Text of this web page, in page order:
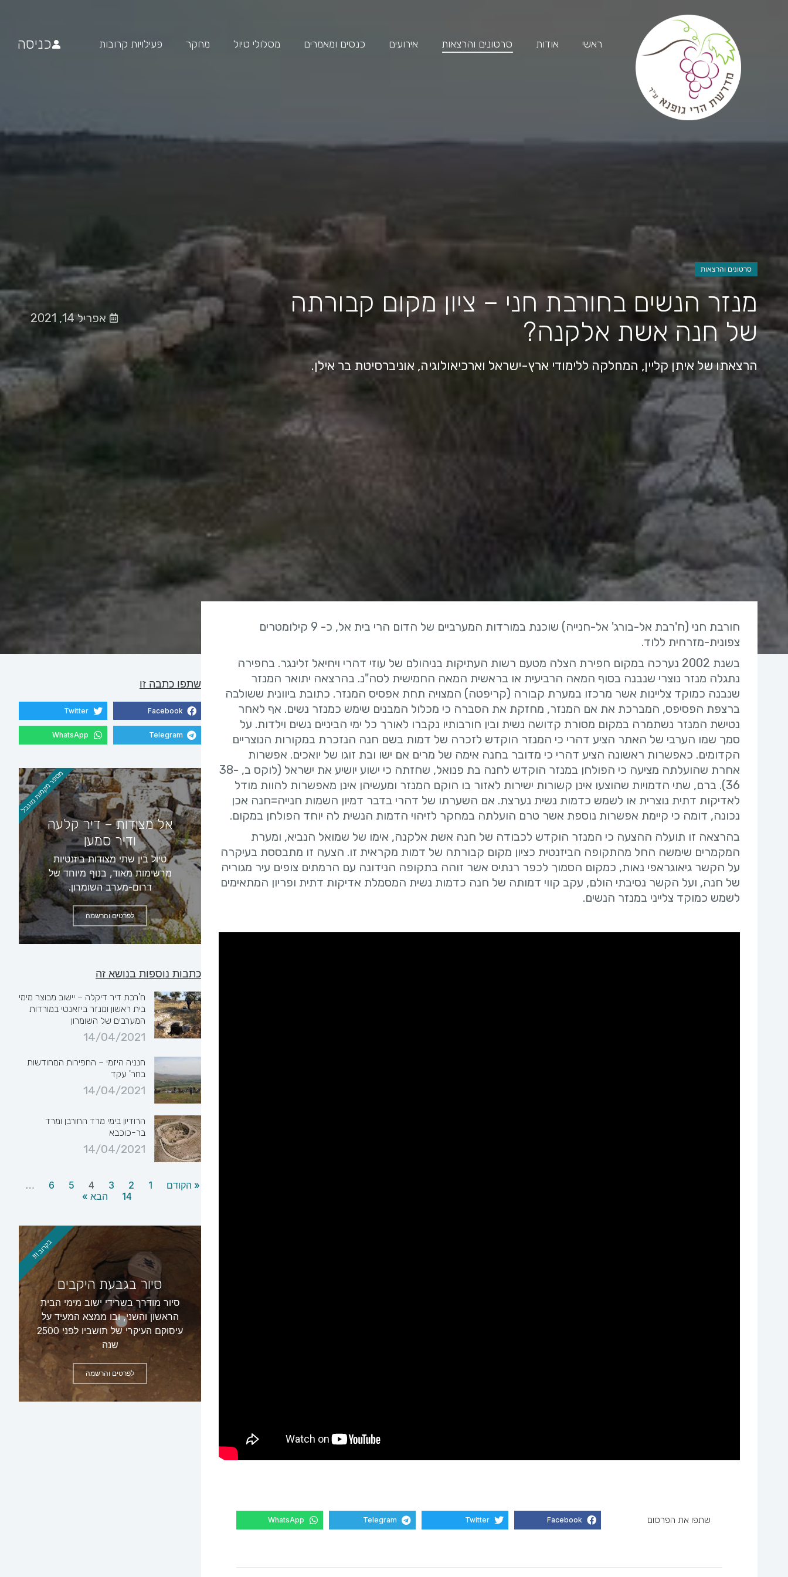
ראשי אודות סרטונים והרצאות אירועים כנסים ומאמרים מסלולי טיול מחקר פעילויות קרובות כניסה
סרטונים והרצאות
מנזר הנשים בחורבת חני – ציון מקום קבורתה
של חנה אשת אלקנה?
הרצאתו של איתן קליין, המחלקה ללימודי ארץ-ישראל וארכיאולוגיה, אוניברסיטת בר אילן.
אפריל 14, 2021
חורבת חני (ח'רבת אל-בורג' אל-חנייה) שוכנת במורדות המערביים של הדום הרי בית אל, כ- 9 קילומטרים
צפונית-מזרחית ללוד.
בשנת 2002 נערכה במקום חפירת הצלה מטעם רשות העתיקות בניהולם של עוזי דהרי ויחיאל זלינגר. בחפירה
נתגלה מנזר נוצרי שנבנה בסוף המאה הרביעית או בראשית המאה החמישית לסה"נ. בהרצאה יתואר המנזר
שנבנה כמוקד צליינות אשר מרכזו במערת קבורה (קריפטה) המצויה תחת אפסיס המנזר. כתובת ביוונית ששולבה
ברצפת הפסיפס, המברכת את אם המנזר, מחזקת את הסברה כי מכלול המבנים שימש כמנזר נשים. אף לאחר
נטישת המנזר נשתמרה במקום מסורת קדושה נשית ובין חורבותיו נקברו לאורך כל ימי הביניים נשים וילדות. על
סמך שמו הערבי של האתר הציע דהרי כי המנזר הוקדש לזכרה של דמות בשם חנה הנזכרת במקורות הנוצריים
הקדומים. כאפשרות ראשונה הציע דהרי כי מדובר בחנה אימה של מרים אם ישו ובת זוגו של יואכים. אפשרות
אחרת שהועלתה מציעה כי הפולחן במנזר הוקדש לחנה בת פנואל, שחזתה כי ישוע יושיע את ישראל (לוקס ב, 38-
36). ברם, שתי הדמויות שהוצעו אינן קשורות ישירות לאזור בו הוקם המנזר ומעשיהן אינן מאפשרות להוות מודל
לאדיקות דתית נוצרית או לשמש כדמות נשית נערצת. אם השערתו של דהרי בדבר דמיון השמות חנייה=חנה אכן
נכונה, דומה כי קיימת אפשרות נוספת אשר טרם הועלתה במחקר לזיהוי הדמות הנשית לה יוחד הפולחן במקום.
בהרצאה זו תועלה ההצעה כי המנזר הוקדש לכבודה של חנה אשת אלקנה, אימו של שמואל הנביא, ומערת
המקמרים שימשה החל מהתקופה הביזנטית כציון מקום קבורתה של דמות מקראית זו. הצעה זו מתבססת בעיקרה
על הקשר גיאוגראפי נאות, כמקום הסמוך לכפר רנתיס אשר זוהה בתקופה הנידונה עם הרמתים צופים עיר מגוריה
של חנה, ועל הקשר נסיבתי הולם, עקב קווי דמותה של חנה כדמות נשית המסמלת אדיקות דתית ופריון המתאימים
לשמש כמוקד צלייני במנזר הנשים.
שתפו את הפרסום Facebook
Twitter
Telegram
WhatsApp
שתפו כתבה זו
Facebook
Twitter
Telegram
WhatsApp
אל מצודות – דיר קלעה
ודיר סמען
טיול בין שתי מצודות ביזנטיות
מרשימות מאוד, בנוף מיוחד של
דרום-מערב השומרון.
לפרטים והרשמה
מספר מקמות מוגבל
כתבות נוספות בנושא זה
ח'רבת דיר דיקלה – יישוב מבוצר מימי
בית ראשון ומנזר ביזאנטי במורדות
המערבים של השומרון
14/04/2021
חנניה היזמי – החפירות המחודשות
בחר' עקד
14/04/2021
הרודיון בימי מרד החורבן ומרד
בר-כוכבא
14/04/2021
« הקודם 1
2
3
4
5
6
…
14
הבא »
סיור בגבעת היקבים
סיור מודרך בשרידי ישוב מימי הבית
הראשון והשני, ובו ממצא המעיד על
עיסוקם העיקרי של תושביו לפני 2500
שנה
לפרטים והרשמה
בקרוב !!!